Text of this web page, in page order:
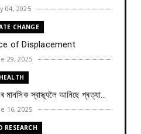
04, 2025
CHANGE
of Displacement
29, 2025
HEALTH
স্বাস্থ্যলৈ আনিছে প্ৰত্যা...
16, 2025
RESEARCH